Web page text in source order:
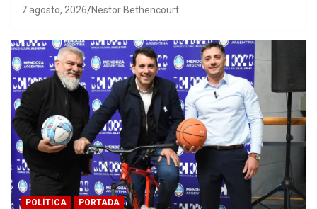
7 agosto, 2026 Nestor Bethencourt
POLÍTICA PORTADA